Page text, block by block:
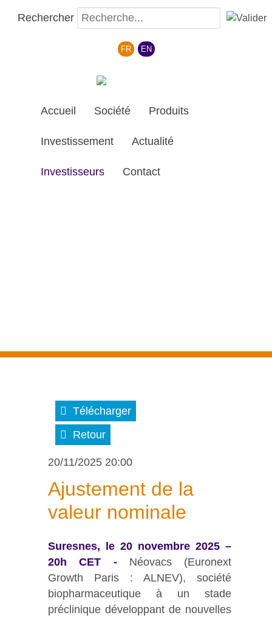
Rechercher
Sélectionnez votre langue
FR EN
Accueil Société Produits
Investissement Actualité
Investisseurs Contact
Télécharger
Retour
20/11/2025 20:00
Ajustement de la
valeur nominale
Suresnes, le 20 novembre 2025 –
20h CET - Néovacs (Euronext
Growth Paris : ALNEV), société
biopharmaceutique à un stade
préclinique développant de nouvelles